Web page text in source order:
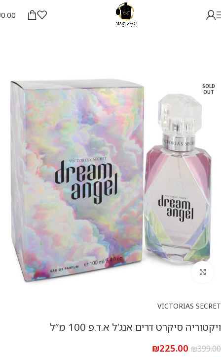
0.00
SOLD
OUT
VICTORIAS SECRET
ויקטוריה סיקרט דרים אנג’ל א.ד.פ 100 מ”ל
₪399.00
₪225.00